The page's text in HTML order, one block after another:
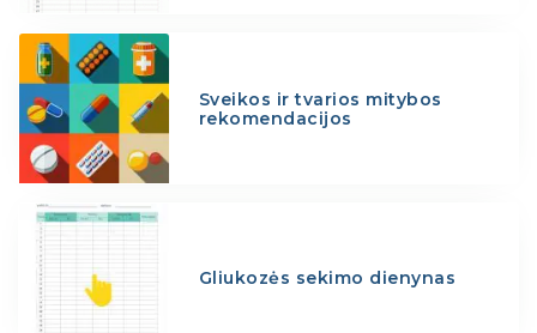
Sveikos ir tvarios mitybos
rekomendacijos
Gliukozės sekimo dienynas